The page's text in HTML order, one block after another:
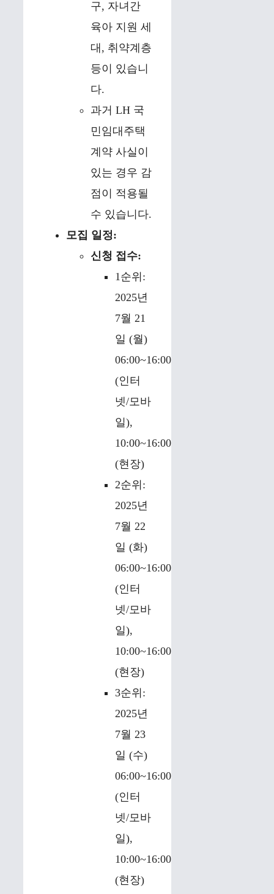
구, 자녀간
육아 지원 세
대, 취약계층
등이 있습니
다.
과거 LH 국
민임대주택
계약 사실이
있는 경우 감
점이 적용될
수 있습니다.
모집 일정:
신청 접수:
1순위:
2025년
7월 21
일 (월)
06:00~16:00
(인터
넷/모바
일),
10:00~16:00
(현장)
2순위:
2025년
7월 22
일 (화)
06:00~16:00
(인터
넷/모바
일),
10:00~16:00
(현장)
3순위:
2025년
7월 23
일 (수)
06:00~16:00
(인터
넷/모바
일),
10:00~16:00
(현장)